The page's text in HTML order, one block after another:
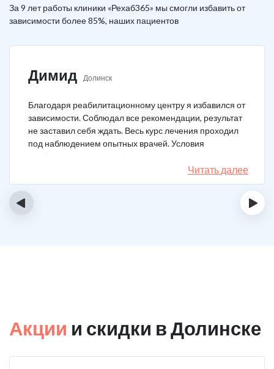
За 9 лет работы клиники «Рехаб365» мы смогли избавить от
зависимости более 85%, наших пациентов
Димид Долинск
Благодаря реабилитационному центру я избавился от
зависимости. Соблюдал все рекомендации, результат
не заставил себя ждать. Весь курс лечения проходил
под наблюдением опытных врачей. Условия
пребывания супер комфортные: вкусная еда, уютно,
есть все необходимое для жизни. У меня не возникало
никаких стрессовых ситуаций.
Читать далее
‹ ›
Акции и скидки в Долинске